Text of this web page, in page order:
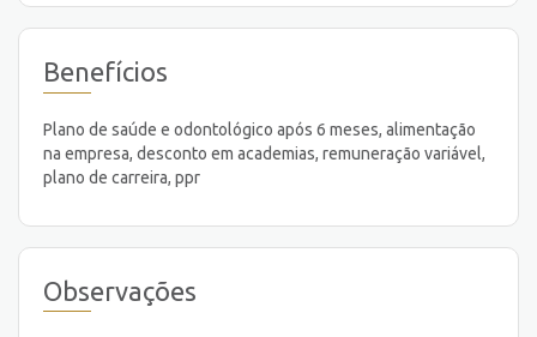
Benefícios
Plano de saúde e odontológico após 6 meses, alimentação
na empresa, desconto em academias, remuneração variável,
plano de carreira, ppr
Observações